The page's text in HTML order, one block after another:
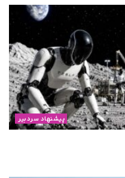
پیشنهاد سردبیر